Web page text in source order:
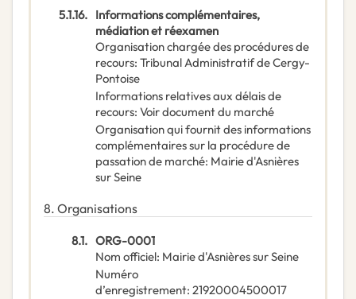
5.1.16. Informations complémentaires,
médiation et réexamen
Organisation chargée des procédures de
recours: Tribunal Administratif de Cergy-
Pontoise
Informations relatives aux délais de
recours: Voir document du marché
Organisation qui fournit des informations
complémentaires sur la procédure de
passation de marché: Mairie d'Asnières
sur Seine
8. Organisations
8.1. ORG-0001
Nom officiel: Mairie d'Asnières sur Seine
Numéro
d’enregistrement: 21920004500017